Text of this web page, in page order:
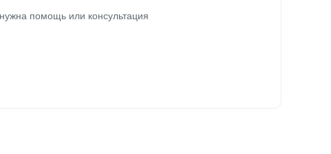
помощь или консультация